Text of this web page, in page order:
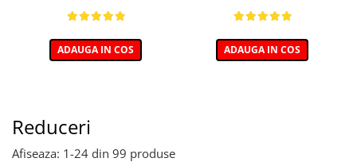
ADAUGA IN COS ADAUGA IN COS
Reduceri
Afiseaza: 1-24 din 99 produse